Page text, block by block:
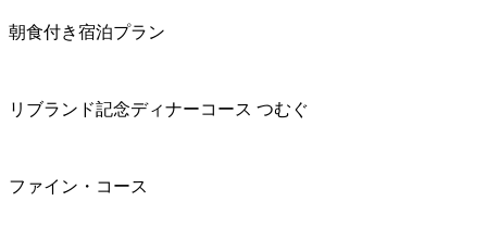
朝食付き宿泊プラン
リブランド記念ディナーコース つむぐ
ファイン・コース